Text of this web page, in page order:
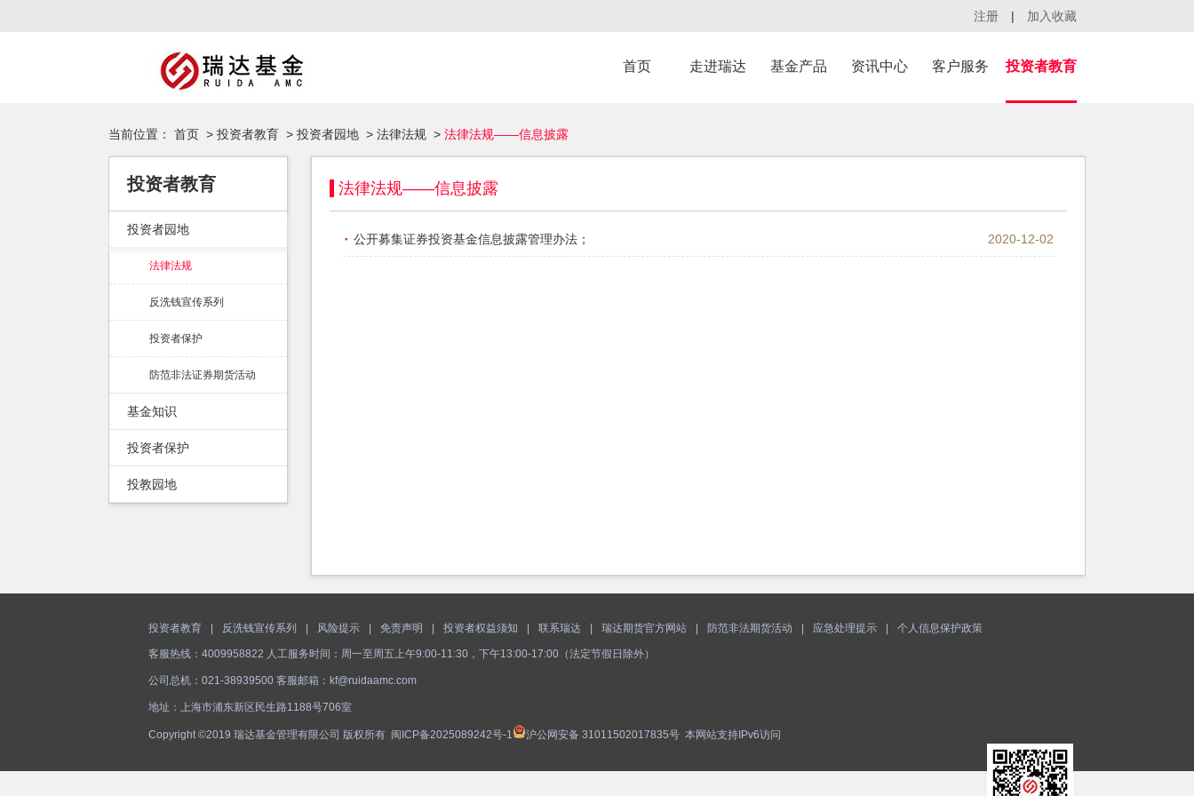
注册 | 加入收藏
首页 走进瑞达 基金产品 资讯中心 客户服务 投资者教育
当前位置： 首页 > 投资者教育 > 投资者园地 > 法律法规 > 法律法规——信息披露
投资者教育
投资者园地
法律法规
反洗钱宣传系列
投资者保护
防范非法证券期货活动
基金知识
投资者保护
投教园地
法律法规——信息披露
· ；
公开募集证券投资基金信息披露管理办法 2020-12-02
投资者教育 反洗钱宣传系列 风险提示 免责声明 投资者权益须知 联系瑞达 瑞达期货官方网站 防范非法期货活动 应急处理提示 个人信息保护政策
客服热线：4009958822 人工服务时间：周一至周五上午9:00-11:30，下午13:00-17:00（法定节假日除外）
公司总机：021-38939500 客服邮箱：kf@ruidaamc.com
地址：上海市浦东新区民生路1188号706室
Copyright ©2019 瑞达基金管理有限公司 版权所有 闽ICP备2025089242号-1 沪公网安备 31011502017835号 本网站支持IPv6访问